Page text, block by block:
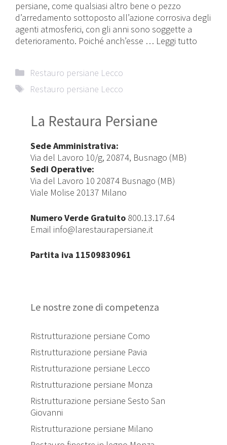
persiane, come qualsiasi altro bene o pezzo
d’arredamento sottoposto all’azione corrosiva degli
agenti atmosferici, con gli anni sono soggette a
deterioramento. Poiché anch’esse … Leggi tutto
Categorie
Restauro persiane Lecco
Tag
Restauro persiane Lecco
La Restaura Persiane
Sede Amministrativa:
Via del Lavoro 10/g, 20874, Busnago (MB)
Sedi Operative:
Via del Lavoro 10 20874 Busnago (MB)
Viale Molise 20137 Milano
Numero Verde Gratuito 800.13.17.64
Email info@larestaurapersiane.it
Partita iva 11509830961
Le nostre zone di competenza
Ristrutturazione persiane Como
Ristrutturazione persiane Pavia
Ristrutturazione persiane Lecco
Ristrutturazione persiane Monza
Ristrutturazione persiane Sesto San
Giovanni
Ristrutturazione persiane Milano